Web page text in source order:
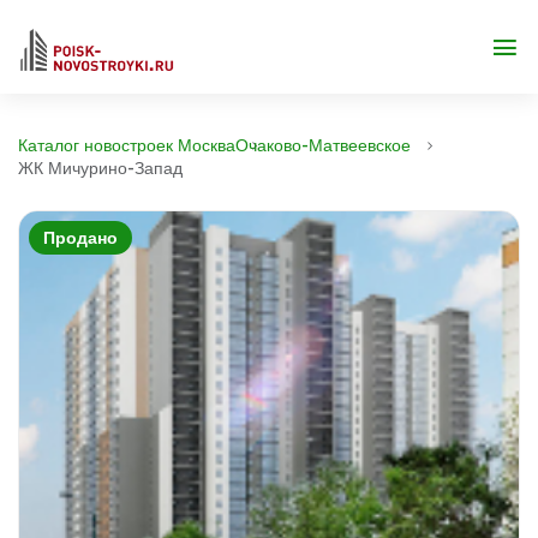
Каталог новостроек МоскваОчаково-Матвеевское
ЖК Мичурино-Запад
Продано